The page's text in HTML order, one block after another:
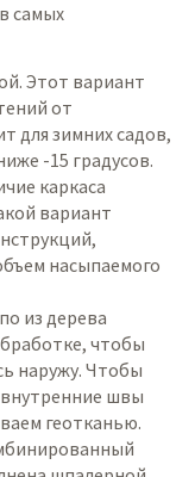
самых
Этот вариант
от
для зимних садов,
-15 градусов.
каркаса
вариант
насыпаемого
из дерева
чтобы
наружу. Чтобы
швы
геотканью.